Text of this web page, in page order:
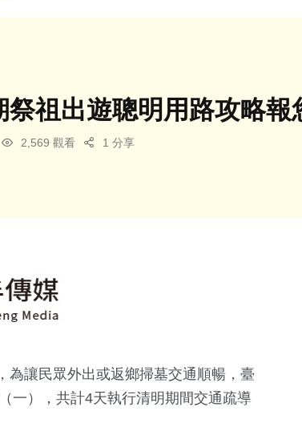
祭祖出遊聰明用路攻略報
2,569 觀看 1 分享
為讓民眾外出或返鄉掃墓交通順暢，臺
一），共計4天執行清明期間交通疏導